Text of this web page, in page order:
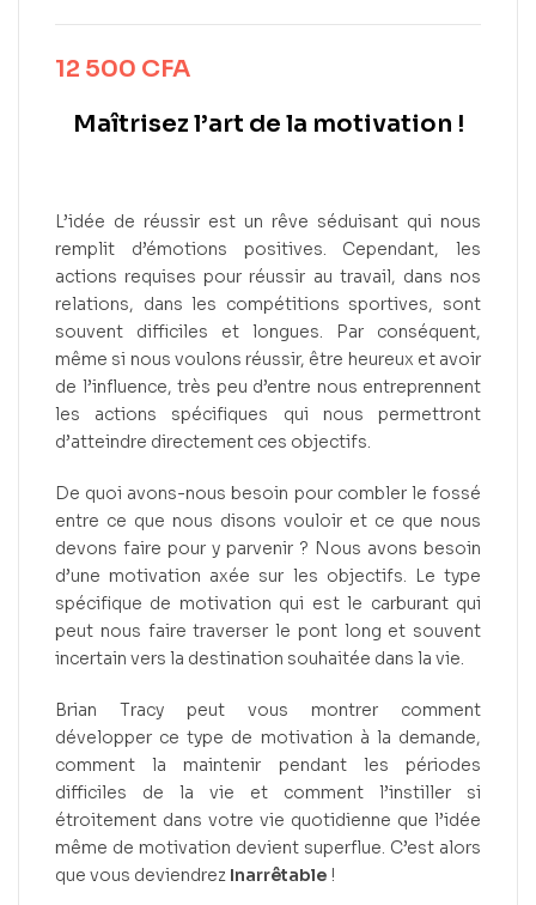
12 500 CFA
Maîtrisez l’art de la motivation !
L’idée de réussir est un rêve séduisant qui nous
remplit d’émotions positives. Cependant, les
actions requises pour réussir au travail, dans nos
relations, dans les compétitions sportives, sont
souvent difficiles et longues. Par conséquent,
même si nous voulons réussir, être heureux et avoir
de l’influence, très peu d’entre nous entreprennent
les actions spécifiques qui nous permettront
d’atteindre directement ces objectifs.
De quoi avons-nous besoin pour combler le fossé
entre ce que nous disons vouloir et ce que nous
devons faire pour y parvenir ? Nous avons besoin
d’une motivation axée sur les objectifs. Le type
spécifique de motivation qui est le carburant qui
peut nous faire traverser le pont long et souvent
incertain vers la destination souhaitée dans la vie.
Brian Tracy peut vous montrer comment
développer ce type de motivation à la demande,
comment la maintenir pendant les périodes
difficiles de la vie et comment l’instiller si
étroitement dans votre vie quotidienne que l’idée
même de motivation devient superflue. C’est alors
que vous deviendrez Inarrêtable !